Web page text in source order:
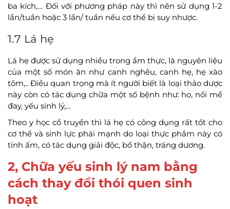
ba kích,… Đối với phương pháp này thì nên sử dụng 1-2
lần/tuần hoặc 3 lần/ tuần nếu cơ thể bị suy nhược.
1.7 Lá hẹ
Lá hẹ được sử dụng nhiều trong ẩm thực, là nguyên liệu
của một số món ăn như canh nghêu, canh hẹ, hẹ xào
tôm,.. Điều quan trọng mà ít người biết là loại thảo dược
này còn có tác dụng chữa một số bệnh như: ho, nổi mề
đay, yếu sinh lý,…
Theo y học cổ truyền thì lá hẹ có công dụng rất tốt cho
cơ thể và sinh lực phái mạnh do loại thực phẩm này có
tính ấm, có tác dụng giải độc, bổ thận, tráng dương.
2, Chữa yếu sinh lý nam bằng
cách thay đổi thói quen sinh
hoạt